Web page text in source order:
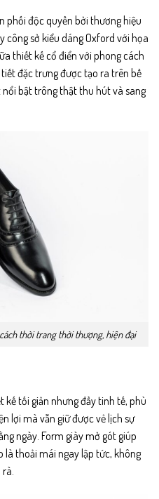
phối độc quyền bởi thương hiệu
công sở kiểu dáng Oxford với họa
thiết kế cổ điển với phong cách
đặc trưng được tạo ra trên bề
bật trông thật thu hút và sang
thời trang thời thượng, hiện đại
kế tối giản nhưng đầy tinh tế, phù
lợi mà vẫn giữ được vẻ lịch sự
ngày. Form giày mở gót giúp
thoải mái ngay lập tức, không